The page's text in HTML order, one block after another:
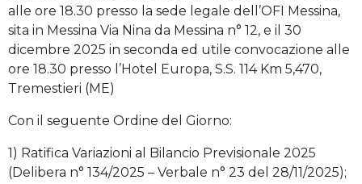
alle ore 18.30 presso la sede legale dell’OFI Messina,
sita in Messina Via Nina da Messina n° 12, e il 30
dicembre 2025 in seconda ed utile convocazione alle
ore 18.30 presso l’Hotel Europa, S.S. 114 Km 5,470,
Tremestieri (ME)
Con il seguente Ordine del Giorno:
1) Ratifica Variazioni al Bilancio Previsionale 2025
(Delibera n° 134/2025 – Verbale n° 23 del 28/11/2025);